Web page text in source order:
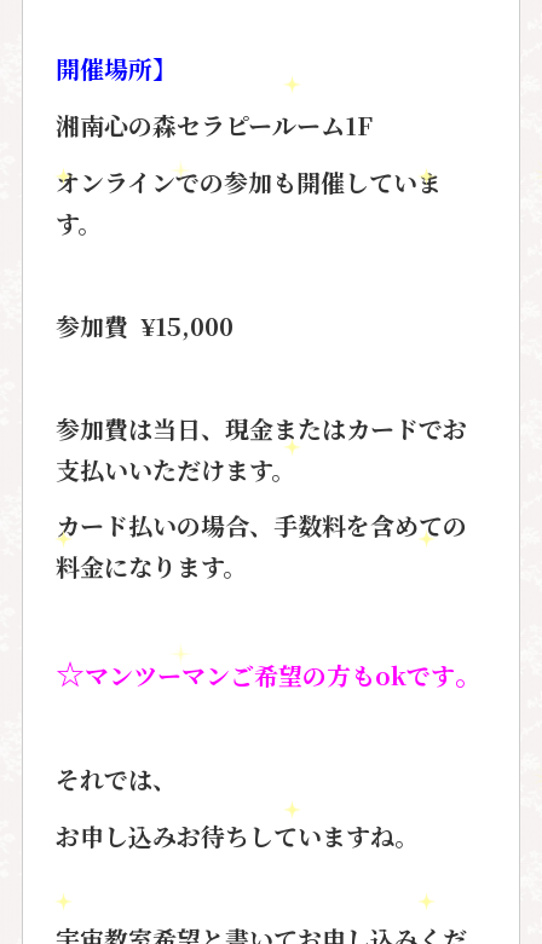
開催場所】
湘南心の森セラピールーム1F
オンラインでの参加も開催していま
す。
参加費 ¥15,000
参加費は当日、現金またはカードでお
支払いいただけます。
カード払いの場合、手数料を含めての
料金になります。
☆マンツーマンご希望の方もokです。
それでは、
お申し込みお待ちしていますね。